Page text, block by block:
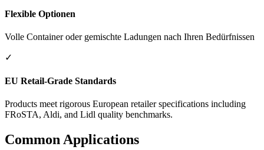
Flexible Optionen
Volle Container oder gemischte Ladungen nach Ihren Bedürfnissen
✓
EU Retail-Grade Standards
Products meet rigorous European retailer specifications including
FRoSTA, Aldi, and Lidl quality benchmarks.
Common Applications